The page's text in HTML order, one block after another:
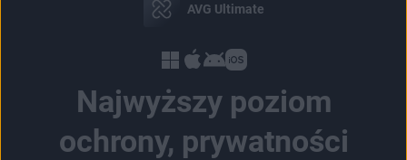
AVG Ultimate
Najwyższy poziom
ochrony, prywatności